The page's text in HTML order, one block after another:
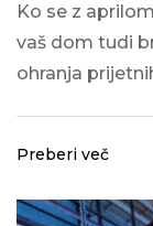
Ko se z
vaš dom tudi
ohranja
Preberi več